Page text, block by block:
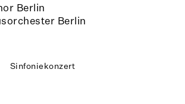
Berlin
Berlin
Sinfoniekonzert